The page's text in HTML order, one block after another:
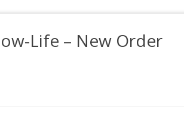
Life – New Order